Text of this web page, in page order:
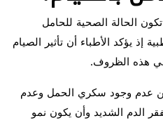
الحالة الصحية للحامل
يؤكد الأطباء أن تأثير الصيام
هذه الظروف.
عدم وجود سكري الحمل وعدم
الدم الشديد وأن يكون نمو